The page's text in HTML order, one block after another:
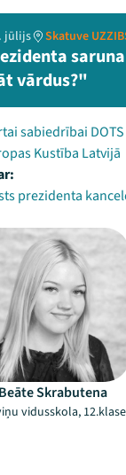
jūlijs Skatuve
vārdus?"
sabiedrībai DOTS
Kustība Latvijā
prezidenta
Beāte Skrabutena
vidusskola, 12.klase